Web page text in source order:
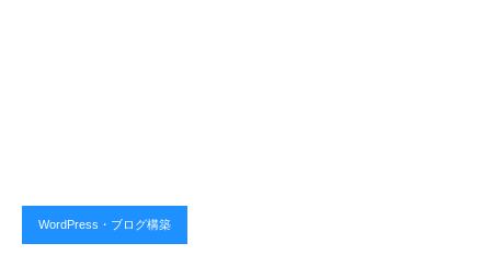
WordPress・ブログ構築